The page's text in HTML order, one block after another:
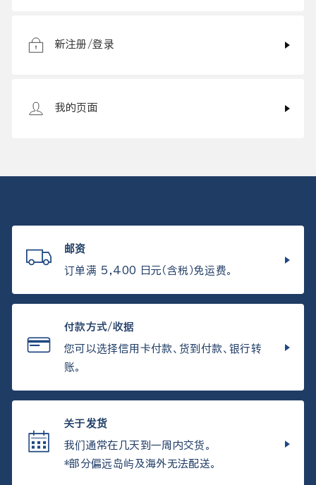
新注册/登录
我的页面
邮资
订单满 5,400 日元（含税）免运费。
付款方式/收据
您可以选择信用卡付款、货到付款、银行转
账。
关于发货
我们通常在几天到一周内交货。
*部分偏远岛屿及海外无法配送。